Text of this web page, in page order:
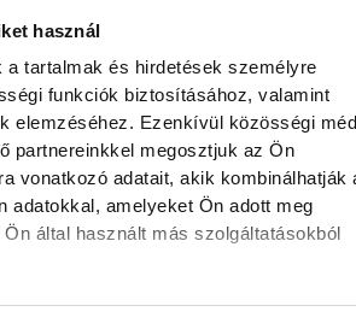
használ
a tartalmak és hirdetések személyre
funkciók biztosításához, valamint
elemzéséhez. Ezenkívül közösségi
partnereinkkel megosztjuk az Ön
vonatkozó adatait, akik kombinálhatják
adatokkal, amelyeket Ön adott meg
által használt más szolgáltatásokból
korábban éveken át felelt a
fejlesztésekért és a paksi
arra figyelmeztet:
üzemállapotban van, amelyre
tervezték.
frakció
hogy jövő
az